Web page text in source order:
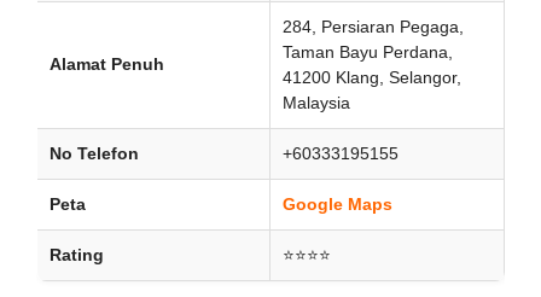
Alamat Penuh
284, Persiaran Pegaga,
Taman Bayu Perdana,
41200 Klang, Selangor,
Malaysia
No Telefon +60333195155
Peta Google Maps
Rating ⭐⭐⭐⭐